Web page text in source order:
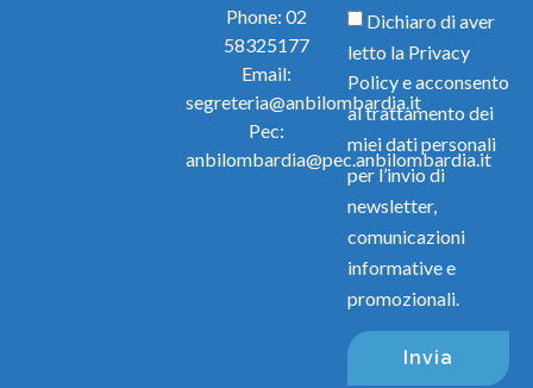
Phone: 02
58325177
Email:
segreteria@anbilombardia.it
Pec:
anbilombardia@pec.anbilombardia.it
Dichiaro di aver
letto la Privacy
Policye acconsento
al trattamento dei
miei dati personali
per l’invio di
newsletter,
comunicazioni
informative e
promozionali.
Invia